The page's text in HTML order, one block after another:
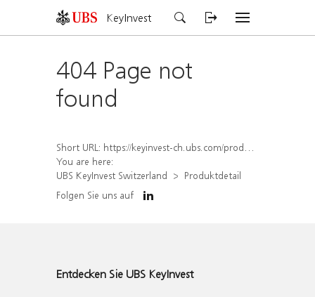
KeyInvest
404 Page not
found
Short URL: https://keyinvest-ch.ubs.com/produkt/detail/index/isin/CH1579767976
You are here:
UBS KeyInvest Switzerland
Produktdetail
Folgen Sie uns auf
Entdecken Sie UBS KeyInvest